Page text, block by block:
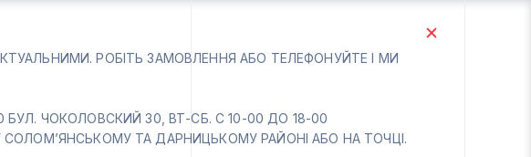
РОБІТЬ ЗАМОВЛЕННЯ АБО ТЕЛЕФОНУЙТЕ І МИ
ЧОКОЛОВСКИЙ 30, ВТ-СБ. С 10-00 ДО 18-00
СОЛОМ’ЯНСЬКОМУ ТА ДАРНИЦЬКОМУ РАЙОНІ АБО НА ТОЧЦІ.